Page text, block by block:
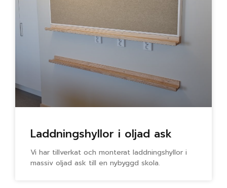
Laddningshyllor i oljad ask
Vi har tillverkat och monterat laddningshyllor i
massiv oljad ask till en nybyggd skola.